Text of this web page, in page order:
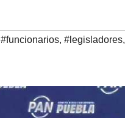
#funcionarios, #legisladores,